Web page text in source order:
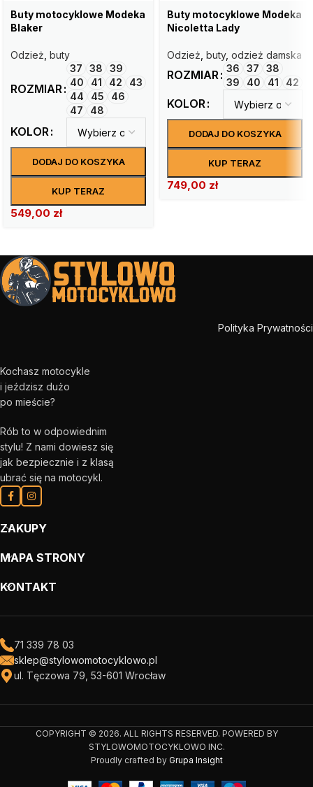
Buty motocyklowe Modeka
Blaker
Odzież buty
ROZMIAR
37 38
39
40
41 42
43
44
45
46
47
48
KOLOR
DODAJ DO KOSZYKA
KUP TERAZ
549,00 zł
Buty motocyklowe Modeka
Nicoletta Lady
Odzież buty, odzież damska
ROZMIAR 36 37
38
39
40 41 42
KOLOR
DODAJ DO KOSZYKA
KUP TERAZ
749,00 zł
Polityka Prywatności
Kochasz motocykle
i jeździsz dużo
po mieście?
Rób to w odpowiednim
stylu! Z nami dowiesz się
jak bezpiecznie i z klasą
ubrać się na motocykl.
ZAKUPY
MAPA STRONY
KONTAKT
71 339 78 03
sklep@stylowomotocyklowo.pl
ul. Tęczowa 79, 53-601 Wrocław
COPYRIGHT © 2026. ALL RIGHTS RESERVED. POWERED BY
STYLOWOMOTOCYKLOWO INC.
Proudly crafted by Grupa Insight